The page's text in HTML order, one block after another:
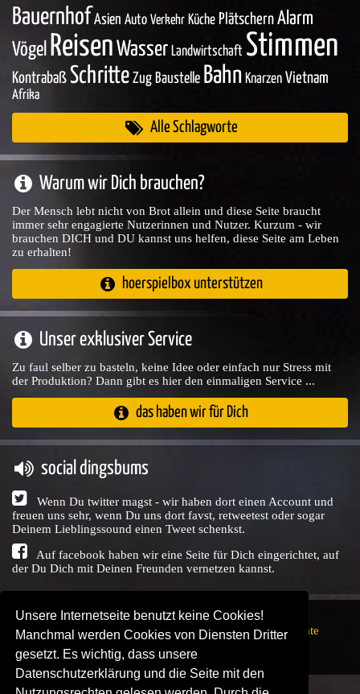
Unsere Internetseite benutzt keine Cookies!
Manchmal werden Cookies von Diensten Dritter
gesetzt. Es wichtig, dass unsere
Datenschutzerklärung und die Seite mit den
Bauernhof Asien Auto Verkehr Küche Plätschern Alarm
Vögel ReisenWasser Landwirtschaft Stimmen
Kontrabaß Schritte Zug Baustelle Bahn Knarzen Vietnam
Afrika
Alle Schlagworte
Warum wir Dich brauchen?
Der Mensch lebt nicht von Brot allein und diese Seite braucht
immer sehr engagierte Nutzerinnen und Nutzer. Kurzum - wir
brauchen DICH und DU kannst uns helfen, diese Seite am Leben
zu erhalten!
hoerspielbox unterstützen
Unser exklusiver Service
Zu faul selber zu basteln, keine Idee oder einfach nur Stress mit
der Produktion? Dann gibt es hier den einmaligen Service ...
das haben wir für Dich
social dingsbums
Wenn Du twitter magst - wir haben dort einen Account und
freuen uns sehr, wenn Du uns dort favst, retweetest oder sogar
Deinem Lieblingssound einen Tweet schenkst.
Auf facebook haben wir eine Seite für Dich eingerichtet, auf
der Du Dich mit Deinen Freunden vernetzen kannst.
Copyright © Audio Union GbR, 1999 - 2026,Nutzungsrechte
SENDEPLATZ ↗